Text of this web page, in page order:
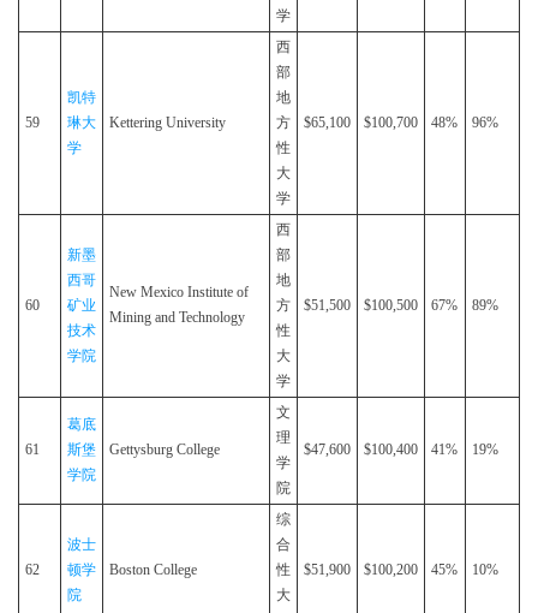
学
59
凯特
琳大
学
Kettering University
西
部
地
方
性
大
学
$65,100 $100,700 48% 96%
60
新墨
西哥
矿业
技术
学院
New Mexico Institute of
Mining and Technology
西
部
地
方
性
大
学
$51,500 $100,500 67% 89%
61
葛底
斯堡
学院
Gettysburg College
文
理
学
院
$47,600 $100,400 41% 19%
62
波士
顿学
院
Boston College
综
合
性
大
$51,900 $100,200 45% 10%